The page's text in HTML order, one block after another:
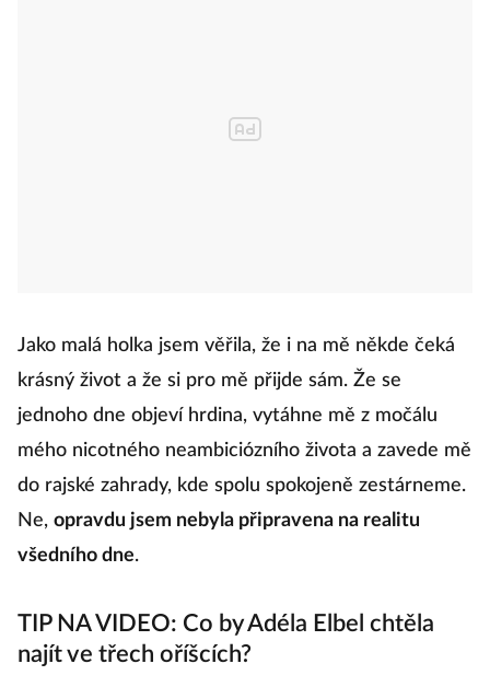
Jako malá holka jsem věřila, že i na mě někde čeká
krásný život a že si pro mě přijde sám. Že se
jednoho dne objeví hrdina, vytáhne mě z močálu
mého nicotného neambiciózního života a zavede mě
do rajské zahrady, kde spolu spokojeně zestárneme.
Ne, opravdu jsem nebyla připravena na realitu
všedního dne.
TIP NA VIDEO: Co by Adéla Elbel chtěla
najít ve třech oříšcích?